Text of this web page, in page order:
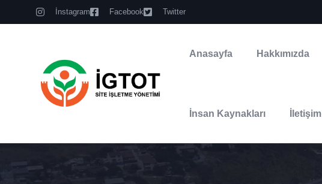
İnstagram Facebook Twitter
Anasayfa Hakkımızda
İnsan Kaynakları İletişim